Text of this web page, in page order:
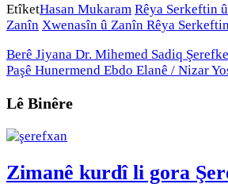
EtîketHasan Mukaram Rêya Serkeftin
Zanîn Xwenasîn û Zanîn Rêya
Berê Jiyana Dr. Mihemed Sadiq
Paşê Hunermend Ebdo Elanê / Nizar
Lê Binêre
Zimanê kurdî li gora